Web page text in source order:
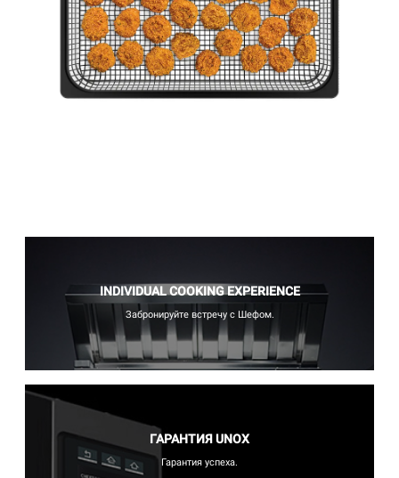
INDIVIDUAL COOKING EXPERIENCE
Забронируйте встречу с Шефом.
ГАРАНТИЯ UNOX
Гарантия успеха.